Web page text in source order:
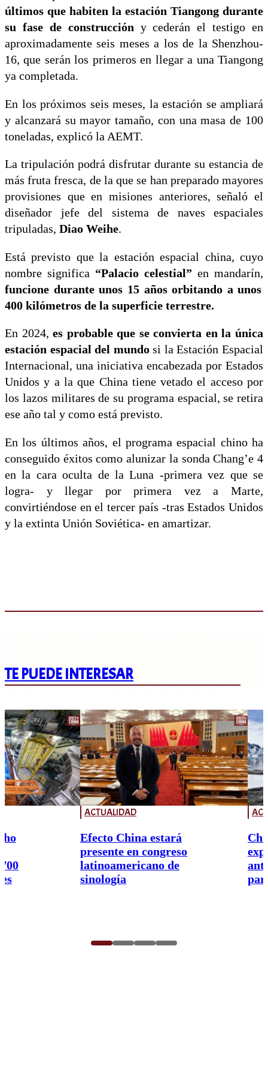
últimos que habiten la estación Tiangong durante
su fase de construcción y cederán el testigo en
aproximadamente seis meses a los de la Shenzhou-
16, que serán los primeros en llegar a una Tiangong
ya completada.
En los próximos seis meses, la estación se ampliará
y alcanzará su mayor tamaño, con una masa de 100
toneladas, explicó la AEMT.
La tripulación podrá disfrutar durante su estancia de
más fruta fresca, de la que se han preparado mayores
provisiones que en misiones anteriores, señaló el
diseñador jefe del sistema de naves espaciales
tripuladas, Diao Weihe.
Está previsto que la estación espacial china, cuyo
nombre significa “Palacio celestial” en mandarín,
funcione durante unos 15 años orbitando a unos
400 kilómetros de la superficie terrestre.
En 2024,es probable que se convierta en la única
estación espacial del mundosi la Estación Espacial
Internacional, una iniciativa encabezada por Estados
Unidos y a la que China tiene vetado el acceso por
los lazos militares de su programa espacial, se retira
ese año tal y como está previsto.
En los últimos años, el programa espacial chino ha
conseguido éxitos como alunizar la sonda Chang’e 4
en la cara oculta de la Luna -primera vez que se
logra- y llegar por primera vez a Marte,
convirtiéndose en el tercer país -tras Estados Unidos
y la extinta Unión Soviética- en amartizar.
TE PUEDE INTERESAR
ACTUALIDAD
Efecto China estará
presente en congreso
latinoamericano de
sinología